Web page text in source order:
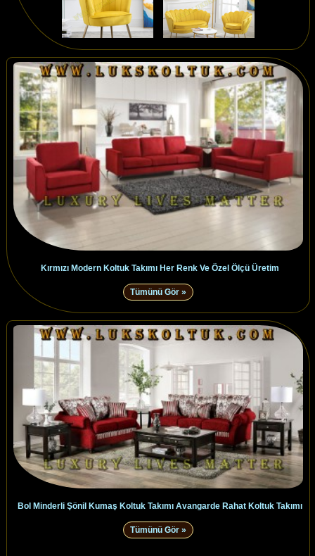
Kırmızı Modern Koltuk Takımı Her Renk Ve Özel Ölçü Üretim
Tümünü Gör »
Bol Minderli Şönil Kumaş Koltuk Takımı Avangarde Rahat Koltuk Takımı
Tümünü Gör »